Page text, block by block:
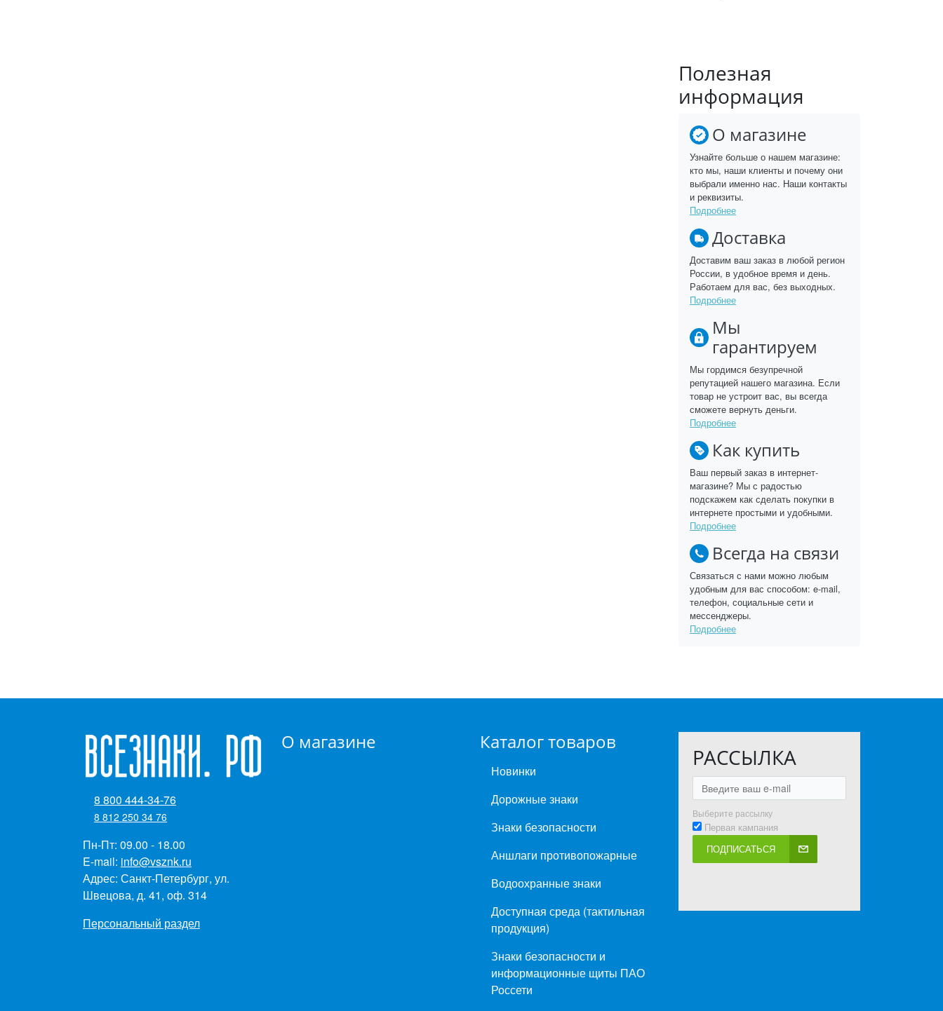
Полезная
информация
О магазине
Узнайте больше о нашем магазине:
кто мы, наши клиенты и почему они
выбрали именно нас. Наши контакты
и реквизиты.
Подробнее
Доставка
Доставим ваш заказ в любой регион
России, в удобное время и день.
Работаем для вас, без выходных.
Подробнее
Мы
гарантируем
Мы гордимся безупречной
репутацией нашего магазина. Если
товар не устроит вас, вы всегда
сможете вернуть деньги.
Подробнее
Как купить
Ваш первый заказ в интернет-
магазине? Мы с радостью
подскажем как сделать покупки в
интернете простыми и удобными.
Подробнее
Всегда на связи
Связаться с нами можно любым
удобным для вас способом: e-mail,
телефон, социальные сети и
мессенджеры.
Подробнее
О магазине Каталог товаров
Новинки
Дорожные знаки
Знаки безопасности
Аншлаги противопожарные
Водоохранные знаки
Доступная среда (тактильная
продукция)
Знаки безопасности и
информационные щиты ПАО
Россети
РАССЫЛКА
Выберите рассылку
Первая кампания
ПОДПИСАТЬСЯ
8 800 444-34-76
8 812 250 34 76
Пн-Пт: 09.00 - 18.00
E-mail: info@vsznk.ru
Адрес: Санкт-Петербург, ул.
Швецова, д. 41, оф. 314
Персональный раздел